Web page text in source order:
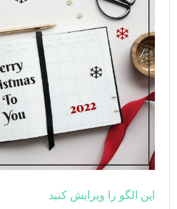
این الگو را ویرایش کنید